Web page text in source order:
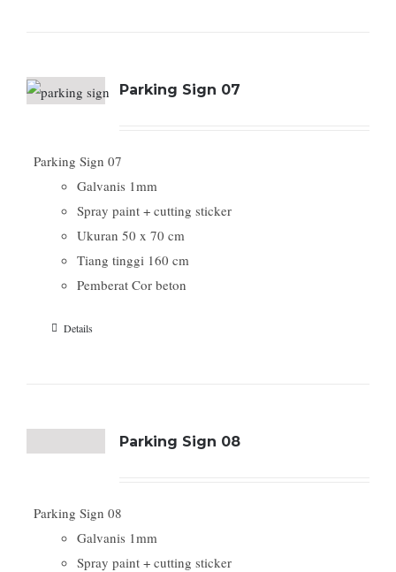
Parking Sign 07
Parking Sign 07
Galvanis 1mm
Spray paint + cutting sticker
Ukuran 50 x 70 cm
Tiang tinggi 160 cm
Pemberat Cor beton
Details
Parking Sign 08
Parking Sign 08
Galvanis 1mm
Spray paint + cutting sticker